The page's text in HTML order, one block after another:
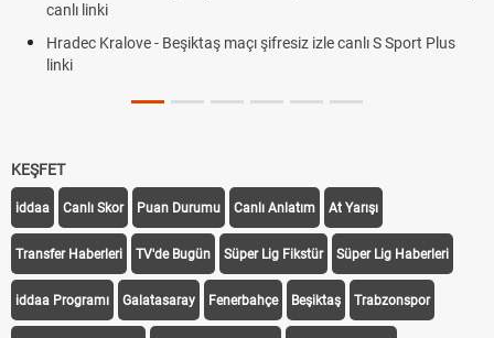
canlı linki
Hradec Kralove - Beşiktaş maçı şifresiz izle canlı S Sport Plus
linki
KEŞFET
iddaa Canlı Skor Puan Durumu Canlı Anlatım At Yarışı
Transfer Haberleri TV'de Bugün Süper Lig Fikstür Süper Lig Haberleri
iddaa Programı Galatasaray Fenerbahçe Beşiktaş Trabzonspor